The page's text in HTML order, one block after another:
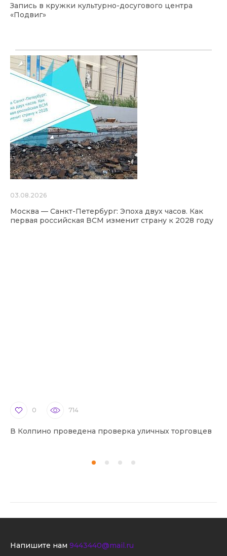
Запись в кружки культурно-досугового центра
«Подвиг»
03.08.2026
Москва — Санкт-Петербург: Эпоха двух часов. Как
первая российская ВСМ изменит страну к 2028 году
0 714
В Колпино проведена проверка уличных торговцев
Напишите нам 9443440@mail.ru